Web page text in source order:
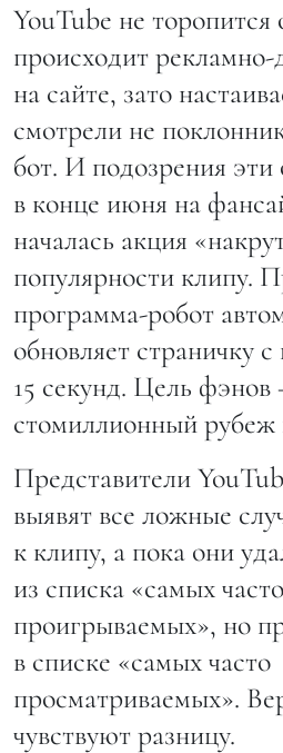
YouTube не торопится
происходит
на сайте, зато
смотрели не
бот. И подозрения
в конце июня на
началась акция
популярности клипу.
программа-робот
обновляет страничку
15 секунд. Цель
стомиллионный рубеж
Представители
выявят все ложные
к клипу, а пока они
из списка «самых часто
проигрываемых», но
в списке «самых часто
просматриваемых».
чувствуют разницу.